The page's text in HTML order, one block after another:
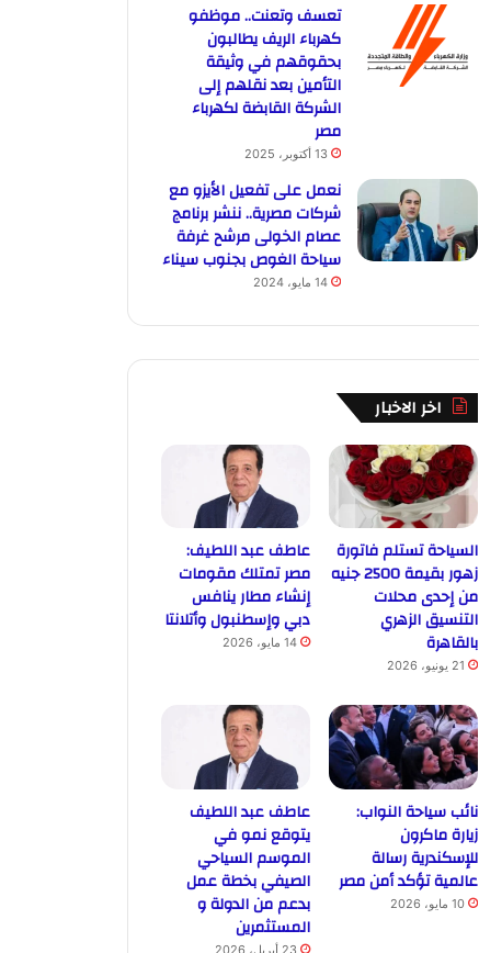
تعسف وتعنت.. موظفو
كهرباء الريف يطالبون
بحقوقهم في وثيقة
التأمين بعد نقلهم إلى
الشركة القابضة لكهرباء
مصر
13 أكتوبر، 2025
نعمل على تفعيل الأيزو مع
شركات مصرية.. ننشر برنامج
عصام الخولى مرشح غرفة
سياحة الغوص بجنوب سيناء
14 مايو، 2024
اخر الاخبار
السياحة تستلم فاتورة
زهور بقيمة 2500 جنيه
من إحدى محلات
التنسيق الزهري
بالقاهرة
21 يونيو، 2026
عاطف عبد اللطيف:
مصر تمتلك مقومات
إنشاء مطار ينافس
دبي وإسطنبول وأتلانتا
14 مايو، 2026
نائب سياحة النواب:
زيارة ماكرون
للإسكندرية رسالة
عالمية تؤكد أمن مصر
10 مايو، 2026
عاطف عبد اللطيف
يتوقع نمو في
الموسم السياحي
الصيفي بخطة عمل
بدعم من الدولة و
المستثمرين
23 أبريل، 2026